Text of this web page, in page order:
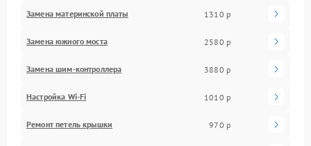
Замена материнской платы 1310 р
Замена южного моста 2580 р
Замена шим-контроллера 3880 р
Настройка Wi-Fi 1010 р
Ремонт петель крышки 970 р